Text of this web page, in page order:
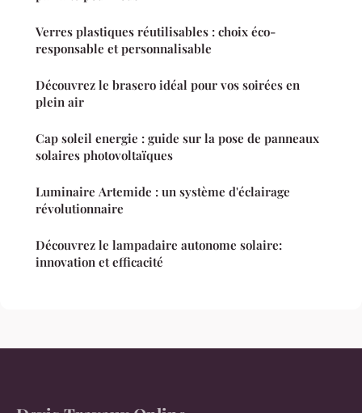
Verres plastiques réutilisables : choix éco-
responsable et personnalisable
Découvrez le brasero idéal pour vos soirées en
plein air
Cap soleil energie : guide sur la pose de panneaux
solaires photovoltaïques
Luminaire Artemide : un système d'éclairage
révolutionnaire
Découvrez le lampadaire autonome solaire:
innovation et efficacité